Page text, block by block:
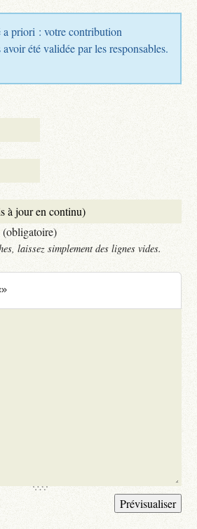
a priori : votre contribution
avoir été validée par les responsables.
(obligatoire)
laissez simplement des lignes vides.